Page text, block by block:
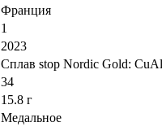
Франция
1
2023
Сплав stop Nordic Gold:
34
15.8 г
Медальное